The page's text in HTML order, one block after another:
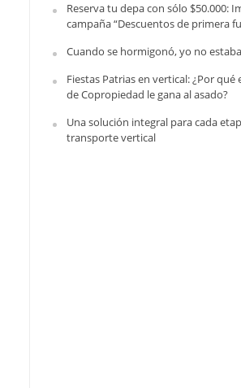
Reserva tu depa con sólo $50.000:
campaña “Descuentos de primera
Cuando se hormigonó, yo no estaba
Fiestas Patrias en vertical: ¿Por qué
de Copropiedad le gana al asado?
Una solución integral para cada
transporte vertical